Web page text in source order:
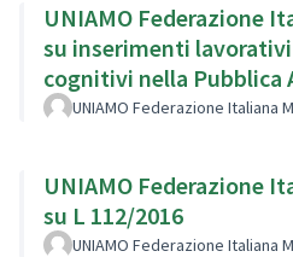
UNIAMO Federazione
su inserimenti
cognitivi nella Pubblica
UNIAMO Federazione Italiana
UNIAMO Federazione
su L 112/2016
UNIAMO Federazione Italiana